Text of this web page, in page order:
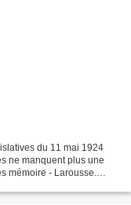
du 11 mai 1924
ne manquent plus une
mémoire - Larousse.